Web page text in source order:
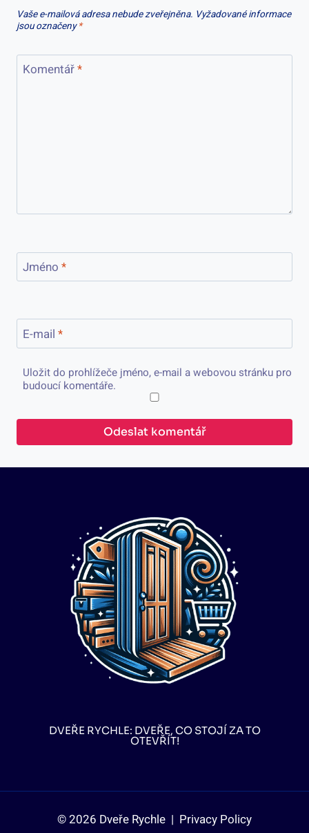
Vaše e-mailová adresa nebude zveřejněna. Vyžadované informace
jsou označeny*
Komentář*
Jméno *
E-mail *
Uložit do prohlížeče jméno, e-mail a webovou stránku pro
budoucí komentáře.
DVEŘE RYCHLE: DVEŘE, CO STOJÍ ZA TO
OTEVŘÍT!
© 2026 Dveře Rychle | Privacy Policy